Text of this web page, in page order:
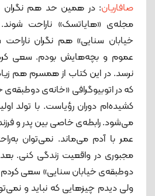
صافاریان: در همین حد هم نگران
مجله‌ی «هایاتسک» ناراحت
خیابان سنایی» هم نگران
عموم و بچه‌هایش بودم. سعی
نرسد. در این کتاب از همسرم هم
که در اتوبیوگرافی «خانه‌ی دوطبقه‌ی
کشیده‌ام دوران رؤیاست. با تولد
می‌شود. رابطه‌ی خاصی بین پدر و
عمر با آدم می‌ماند. نمی‌توان
مجبوری در واقعیت زندگی کنی. بعد
دوطبقه‌ی خیابان سنایی» سعی
ولی دیدم چیزهایی که نباید و